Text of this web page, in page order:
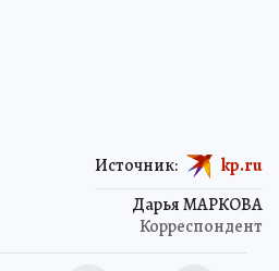
Дарья МАРКОВА
Корреспондент
Источник: kp.ru